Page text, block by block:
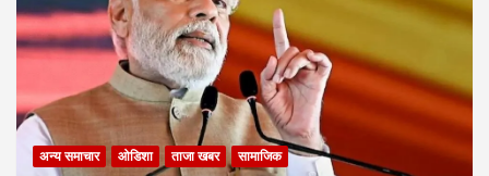
अन्य समाचार ओडिशा ताजा खबर सामाजिक